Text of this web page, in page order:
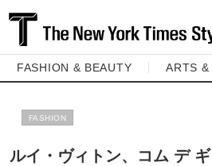
FASHION & BEAUTY ARTS &
FASHION
ルイ・ヴィトン、コム デ